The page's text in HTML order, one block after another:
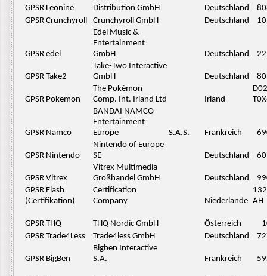
GPSR Leonine
Distribution GmbH
Deutschland
GPSR Crunchyroll
Crunchyroll GmbH Deutschland
GPSR edel
Edel Music &
Entertainment
GmbH
Deutschland
GPSR Take2
Take-Two Interactive
GmbH
Deutschland
GPSR Pokemon
The Pokémon
Comp. Int. Irland Ltd
Irland
D02
GPSR Namco
BANDAI NAMCO
Entertainment
Europe
S.A.S. Frankreich
GPSR Nintendo
Nintendo of Europe
SE
Deutschland
GPSR Vitrex
Vitrex Multimedia
Großhandel GmbH
Deutschland
GPSR Flash
(Certifikation)
Certification
Company
Niederlande AH
GPSR THQ THQ Nordic GmbH Österreich
GPSR Trade4Less
Trade4less GmbH Deutschland
GPSR BigBen
Bigben Interactive
S.A.
Frankreich